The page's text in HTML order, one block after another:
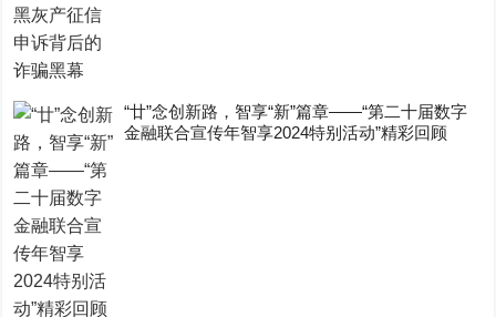
“廿”念创新路，智享“新”篇章——“第二十届数字
金融联合宣传年智享2024特别活动”精彩回顾